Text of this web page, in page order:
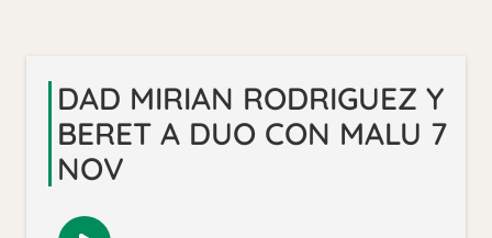
DAD MIRIAN RODRIGUEZ Y
BERET A DUO CON MALU 7
NOV